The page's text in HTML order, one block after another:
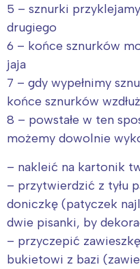
5 – sznurki
drugiego
6 – końce sznurków
jaja
7 – gdy wypełnimy
końce sznurków
8 – powstałe w ten
możemy dowolnie
– nakleić na kartonik
– przytwierdzić z tyłu
doniczkę (patyczek
dwie pisanki, by
– przyczepić
bukietowi z bazi